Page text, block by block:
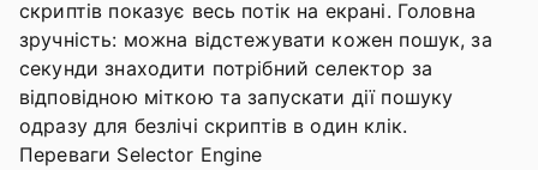
скриптів показує весь потік на екрані. Головна
зручність: можна відстежувати кожен пошук, за
секунди знаходити потрібний селектор за
відповідною міткою та запускати дії пошуку
одразу для безлічі скриптів в один клік.
Переваги Selector Engine